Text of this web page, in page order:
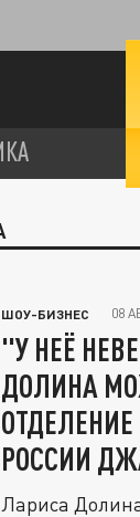
ШОУ-БИЗНЕС 08
"У НЕЁ
ДОЛИНА
РОССИИ
Лариса